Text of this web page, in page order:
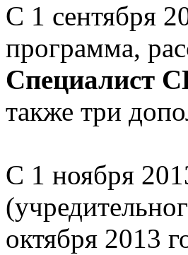
С 1 сентября
программа,
Специалист
также три
С 1 ноября
октября